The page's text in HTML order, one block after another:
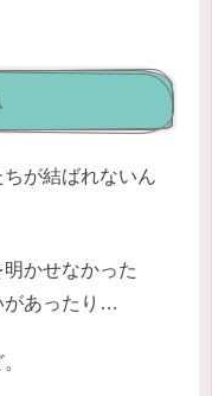
が結ばれないん
かせなかった
があったり…